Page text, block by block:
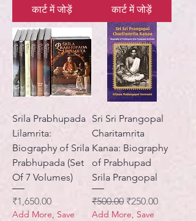
कार्ट में जोड़ें कार्ट में जोड़ें
Srila Prabhupada
Lilamrita:
Biography of Srila
Prabhupada (Set
Of 7 Volumes)
मूल्य
₹1,650.00
Add More, Save
Sri Sri Prangopal
Charitamrita
Kanaa: Biography
of Prabhupad
Srila Prangopal
नियमित मूल्य
₹500.00 बिक्री मूल्य
₹250.00
Add More, Save